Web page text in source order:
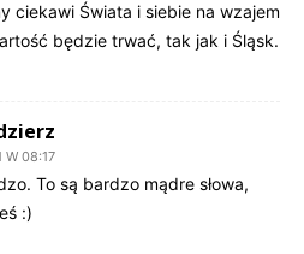
ciekawi Świata i siebie na wzajem
będzie trwać, tak jak i Śląsk.
W 08:17
To są bardzo mądre słowa,
:)